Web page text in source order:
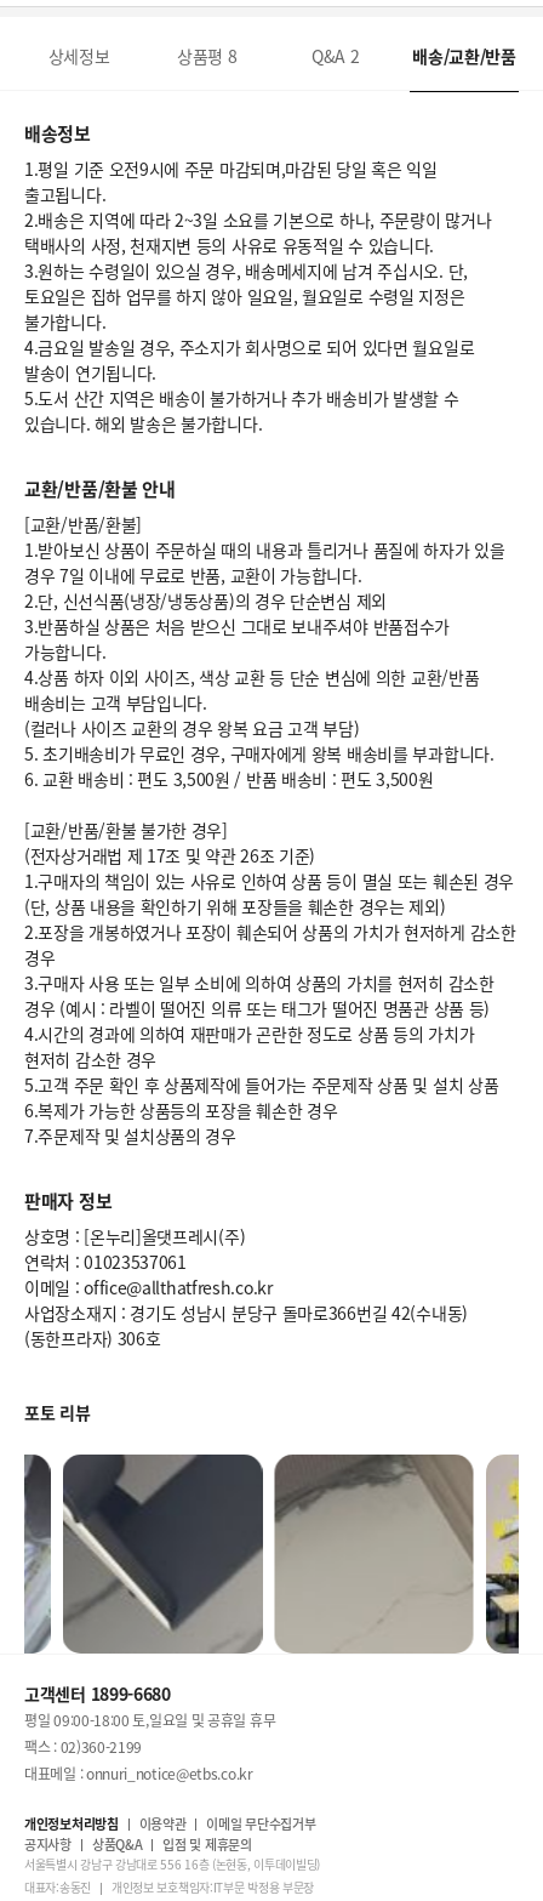
상세정보 상품평 8 Q&A 2 배송/교환/반품
배송정보
1.평일 기준 오전9시에 주문 마감되며,마감된 당일 혹은 익일
출고됩니다.
2.배송은 지역에 따라 2~3일 소요를 기본으로 하나, 주문량이 많거나
택배사의 사정, 천재지변 등의 사유로 유동적일 수 있습니다.
3.원하는 수령일이 있으실 경우, 배송메세지에 남겨 주십시오. 단,
토요일은 집하 업무를 하지 않아 일요일, 월요일로 수령일 지정은
불가합니다.
4.금요일 발송일 경우, 주소지가 회사명으로 되어 있다면 월요일로
발송이 연기됩니다.
5.도서 산간 지역은 배송이 불가하거나 추가 배송비가 발생할 수
있습니다. 해외 발송은 불가합니다.
교환/반품/환불 안내
[교환/반품/환불]
1.받아보신 상품이 주문하실 때의 내용과 틀리거나 품질에 하자가 있을
경우 7일 이내에 무료로 반품, 교환이 가능합니다.
2.단, 신선식품(냉장/냉동상품)의 경우 단순변심 제외
3.반품하실 상품은 처음 받으신 그대로 보내주셔야 반품접수가
가능합니다.
4.상품 하자 이외 사이즈, 색상 교환 등 단순 변심에 의한 교환/반품
배송비는 고객 부담입니다.
(컬러나 사이즈 교환의 경우 왕복 요금 고객 부담)
5. 초기배송비가 무료인 경우, 구매자에게 왕복 배송비를 부과합니다.
6.교환 배송비 : 편도 3,500원 / 반품 배송비 : 편도 3,500원
[교환/반품/환불 불가한 경우]
(전자상거래법 제 17조 및 약관 26조 기준)
1.구매자의 책임이 있는 사유로 인하여 상품 등이 멸실 또는 훼손된 경우
(단, 상품 내용을 확인하기 위해 포장들을 훼손한 경우는 제외)
2.포장을 개봉하였거나 포장이 훼손되어 상품의 가치가 현저하게 감소한
경우
3.구매자 사용 또는 일부 소비에 의하여 상품의 가치를 현저히 감소한
경우 (예시 : 라벨이 떨어진 의류 또는 태그가 떨어진 명품관 상품 등)
4.시간의 경과에 의하여 재판매가 곤란한 정도로 상품 등의 가치가
현저히 감소한 경우
5.고객 주문 확인 후 상품제작에 들어가는 주문제작 상품 및 설치 상품
6.복제가 가능한 상품등의 포장을 훼손한 경우
7.주문제작 및 설치상품의 경우
판매자 정보
상호명 : [온누리]올댓프레시(주)
연락처 : 01023537061
이메일 : office@allthatfresh.co.kr
사업장소재지 : 경기도 성남시 분당구 돌마로366번길 42(수내동)
(동한프라자) 306호
포토 리뷰
고객센터 1899-6680
평일 09:00-18:00 토,일요일 및 공휴일 휴무
팩스 : 02)360-2199
대표메일 : onnuri_notice@etbs.co.kr
개인정보처리방침 이용약관
이메일 무단수집거부
공지사항
상품Q&A 입점 및 제휴문의
서울특별시 강남구 강남대로 556 16층 (논현동, 이투데이빌딩)
대표자:송동진
개인정보 보호책임자:IT부문 박정용 부문장